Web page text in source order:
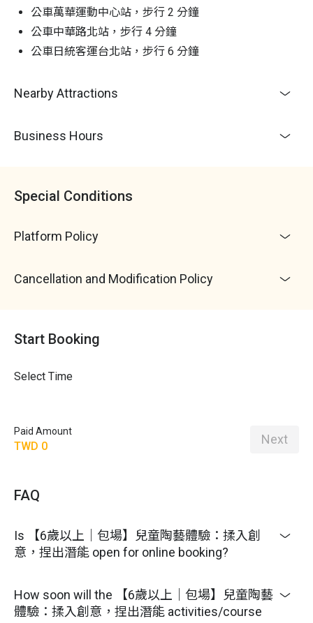
公車萬華運動中心站，步行 2 分鐘
公車中華路北站，步行 4 分鐘
公車日統客運台北站，步行 6 分鐘
Nearby Attractions
Business Hours
Special Conditions
Platform Policy
Cancellation and Modification Policy
Start Booking
Select Time
Paid Amount
TWD 0 Next
FAQ
Is 【6歲以上｜包場】兒童陶藝體驗：揉入創
意，捏出潛能 open for online booking?
How soon will the 【6歲以上｜包場】兒童陶藝
體驗：揉入創意，捏出潛能 activities/course